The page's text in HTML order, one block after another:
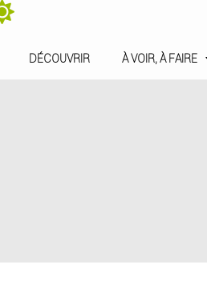
DÉCOUVRIR À VOIR, À FAIRE